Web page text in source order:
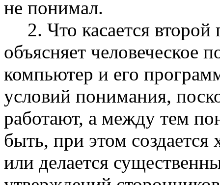
не понимал.
2. Что касается
объясняет
компьютер и его
условий понимания,
работают, а между тем
быть, при этом
или делается